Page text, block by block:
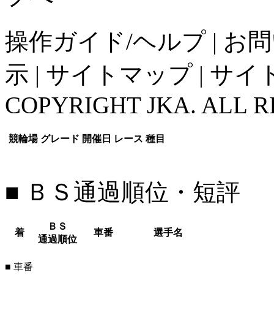
操作ガイド/ヘルプ | お
示 | サイトマップ | サイ
COPYRIGHT JKA. ALL
競輪場 グレード 開催日 レース 種目
■ ＢＳ通過順位・短評
着
ＢＳ
通過順位
車番 選手名
■ 車番